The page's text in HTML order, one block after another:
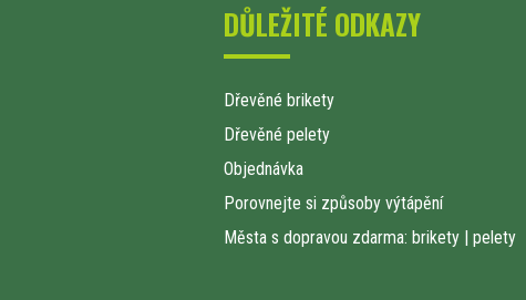
DŮLEŽITÉ ODKAZY
Dřevěné brikety
Dřevěné pelety
Objednávka
Porovnejte si způsoby výtápění
Města s dopravou zdarma: brikety | pelety